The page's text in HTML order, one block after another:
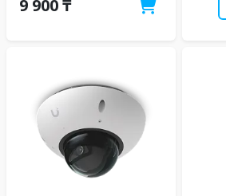
9 900 ₸